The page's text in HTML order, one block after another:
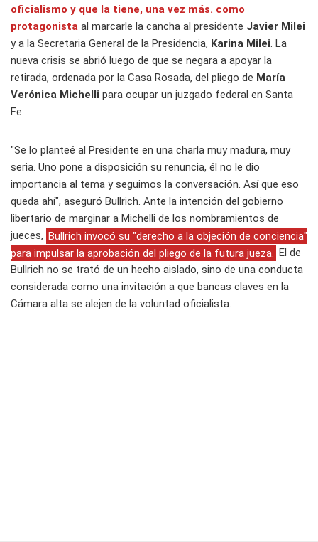
oficialismo y que la tiene, una vez más. como
protagonista al marcarle la cancha al presidente Javier Milei
y a la Secretaria General de la Presidencia, Karina Milei. La
nueva crisis se abrió luego de que se negara a apoyar la
retirada, ordenada por la Casa Rosada, del pliego de María
Verónica Michelli para ocupar un juzgado federal en Santa
Fe.
"Se lo planteé al Presidente en una charla muy madura, muy
seria. Uno pone a disposición su renuncia, él no le dio
importancia al tema y seguimos la conversación. Así que eso
queda ahí", aseguró Bullrich. Ante la intención del gobierno
libertario de marginar a Michelli de los nombramientos de
jueces, Bullrich invocó su "derecho a la objeción de conciencia"
para impulsar la aprobación del pliego de la futura jueza.
El de
Bullrich no se trató de un hecho aislado, sino de una conducta
considerada como una invitación a que bancas claves en la
Cámara alta se alejen de la voluntad oficialista.